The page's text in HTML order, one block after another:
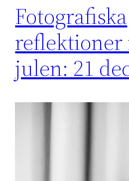
Fotografiska
julen: 21